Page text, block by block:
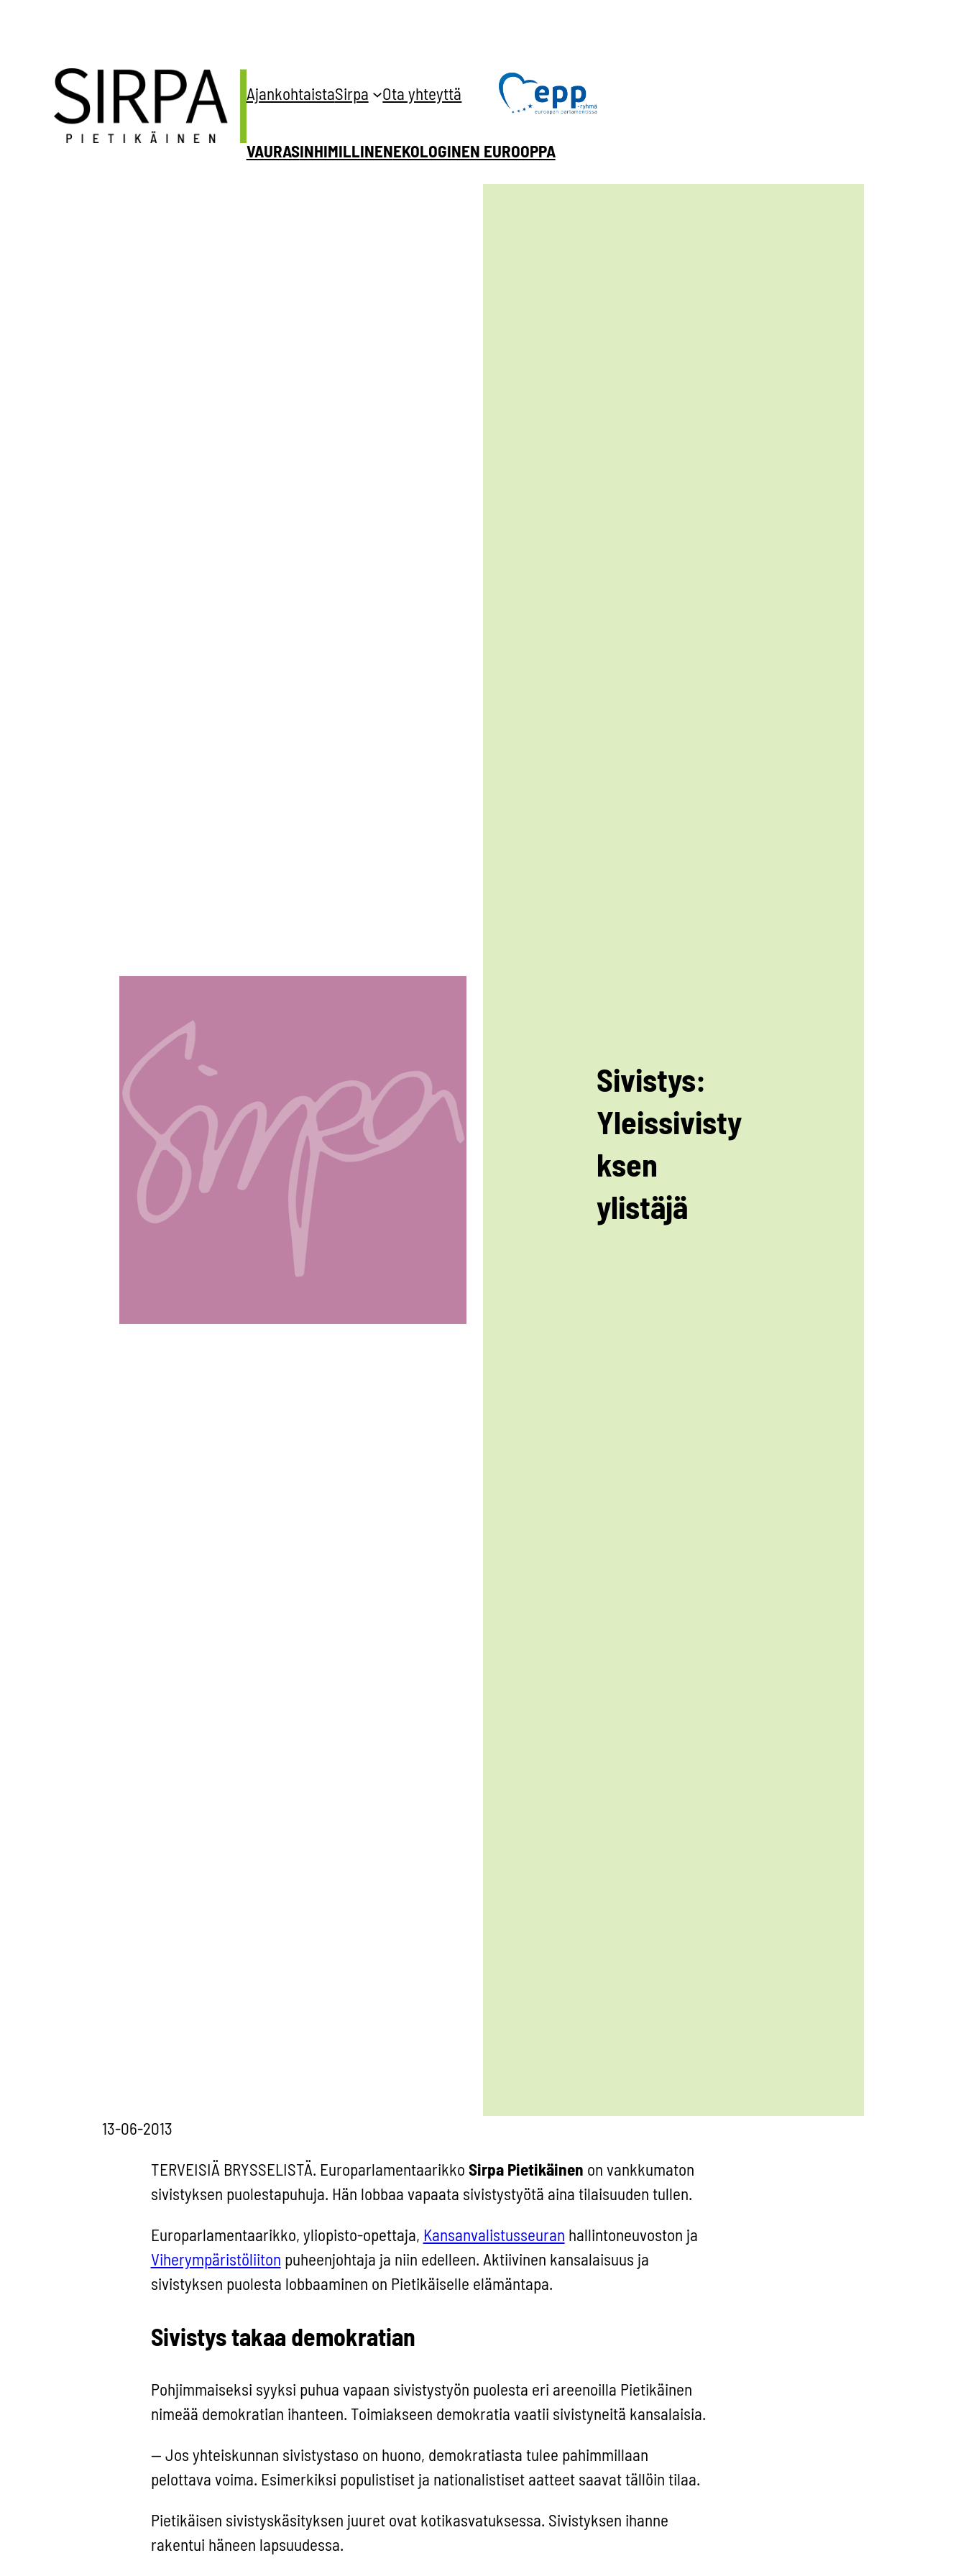
AjankohtaistaSirpa Ota yhteyttä
VAURASINHIMILLINENEKOLOGINEN EUROOPPA
Sivistys:
Yleissivisty
ksen
ylistäjä
13-06-2013
TERVEISIÄ BRYSSELISTÄ. Europarlamentaarikko Sirpa Pietikäinen on vankkumaton
sivistyksen puolestapuhuja. Hän lobbaa vapaata sivistystyötä aina tilaisuuden tullen.
Europarlamentaarikko, yliopisto-opettaja, Kansanvalistusseuran hallintoneuvoston ja
Viherympäristöliiton puheenjohtaja ja niin edelleen. Aktiivinen kansalaisuus ja
sivistyksen puolesta lobbaaminen on Pietikäiselle elämäntapa.
Sivistys takaa demokratian
Pohjimmaiseksi syyksi puhua vapaan sivistystyön puolesta eri areenoilla Pietikäinen
nimeää demokratian ihanteen. Toimiakseen demokratia vaatii sivistyneitä kansalaisia.
— Jos yhteiskunnan sivistystaso on huono, demokratiasta tulee pahimmillaan
pelottava voima. Esimerkiksi populistiset ja nationalistiset aatteet saavat tällöin tilaa.
Pietikäisen sivistyskäsityksen juuret ovat kotikasvatuksessa. Sivistyksen ihanne
rakentui häneen lapsuudessa.